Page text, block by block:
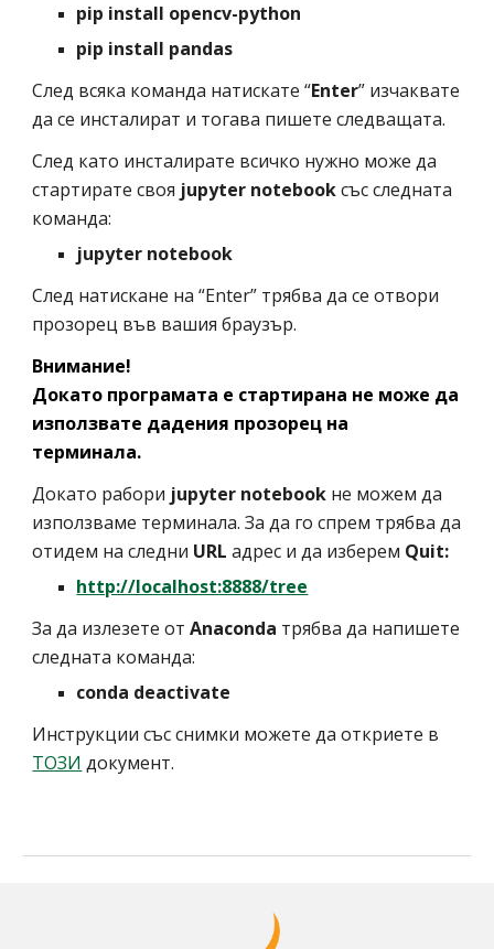
pip install opencv-python
pip install pandas
След всяка команда натискате “Enter” изчаквате
да се инсталират и тогава пишете следващата.
След като инсталирате всичко нужно може да
стартирате своя jupyter notebook със следната
команда:
jupyter notebook
След натискане на “Enter” трябва да се отвори
прозорец във вашия браузър.
Внимание!
Докато програмата е стартирана не може да
използвате дадения прозорец на
терминала.
Докато рабори jupyter notebook не можем да
използваме терминала. За да го спрем трябва да
отидем на следни URL адрес и да изберем Quit:
http://localhost:8888/tree
За да излезете от Anaconda трябва да напишете
следната команда:
conda deactivate
ТОЗИ документ.